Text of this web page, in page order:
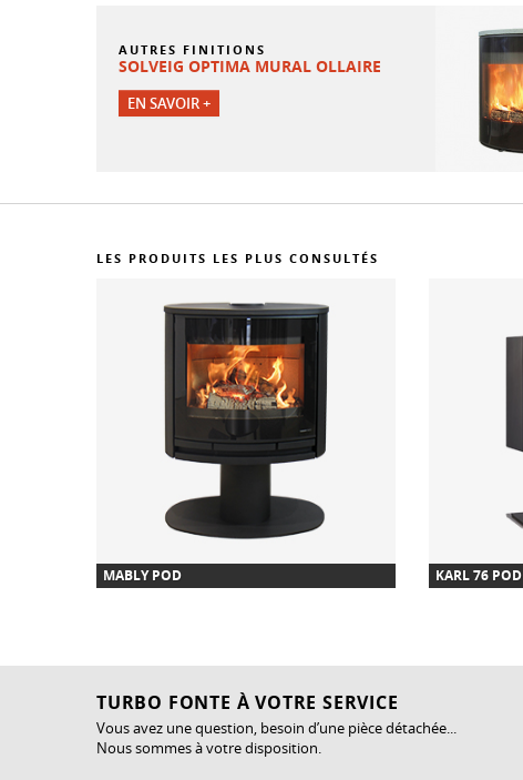
AUTRES FINITIONS
SOLVEIG OPTIMA MURAL OLLAIRE
EN SAVOIR +
LES PRODUITS LES PLUS CONSULTÉS
MABLY POD KARL 76 POD
TURBO FONTE À VOTRE SERVICE
Vous avez une question, besoin d’une pièce détachée...
Nous sommes à votre disposition.